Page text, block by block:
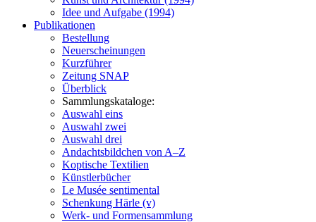
Idee und Aufgabe (1994)
Publikationen
Bestellung
Neuerscheinungen
Kurzführer
Zeitung SNAP
Überblick
Sammlungskataloge:
Auswahl eins
Auswahl zwei
Auswahl drei
Andachtsbildchen von A–Z
Koptische Textilien
Künstlerbücher
Le Musée sentimental
Schenkung Härle (v)
Werk- und Formensammlung